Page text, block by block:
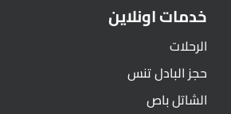
خدمات اونلاين
الرحلات
حجز البادل تنس
الشاتل باص